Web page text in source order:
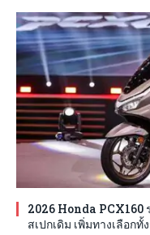
2026 Honda PCX160
สเปกเดิม เพิ่มทางเลือก